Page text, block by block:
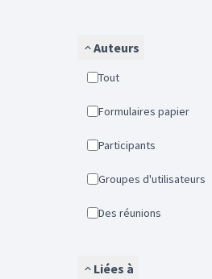
Auteurs
Tout
Formulaires papier
Participants
Groupes d'utilisateurs
Des réunions
Liées à